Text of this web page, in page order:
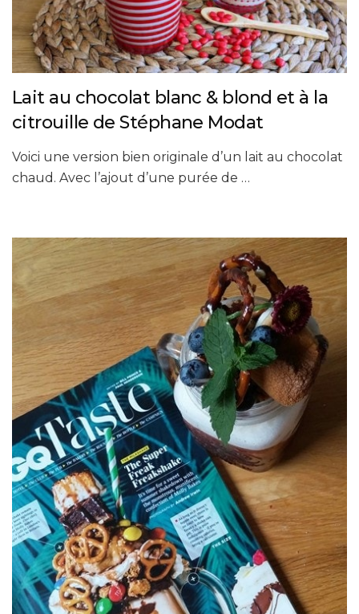
Lait au chocolat blanc & blond et à la
citrouille de Stéphane Modat
Voici une version bien originale d’un lait au chocolat
chaud. Avec l’ajout d’une purée de …